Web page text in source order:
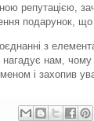
репутацією,
подарунок, що
з
нагадує нам,
і захопив